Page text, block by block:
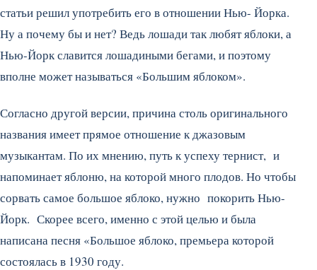
статьи решил употребить его в отношении Нью- Йорка.
Ну а почему бы и нет? Ведь лошади так любят яблоки, а
Нью-Йорк славится лошадиными бегами, и поэтому
вполне может называться «Большим яблоком».
Согласно другой версии, причина столь оригинального
названия имеет прямое отношение к джазовым
музыкантам. По их мнению, путь к успеху тернист, и
напоминает яблоню, на которой много плодов. Но чтобы
сорвать самое большое яблоко, нужно покорить Нью-
Йорк. Скорее всего, именно с этой целью и была
написана песня «Большое яблоко, премьера которой
состоялась в 1930 году.